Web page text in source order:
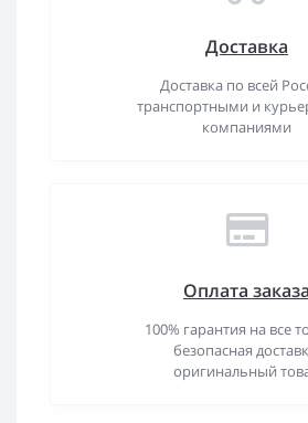
Доставка
Доставка по всей
транспортными и
компаниями
Оплата заказа
100% гарантия на все
безопасная
оригинальный